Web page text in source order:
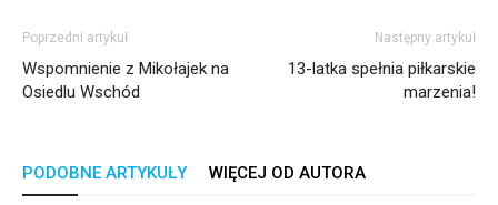
Poprzedni artykuł
Wspomnienie z Mikołajek na
Osiedlu Wschód
Następny artykuł
13-latka spełnia piłkarskie
marzenia!
PODOBNE ARTYKUŁY WIĘCEJ OD AUTORA